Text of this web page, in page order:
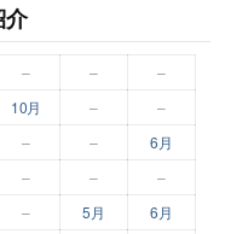
介
– –
–
10月 – –
– –
6月
– – –
– 5月
6月